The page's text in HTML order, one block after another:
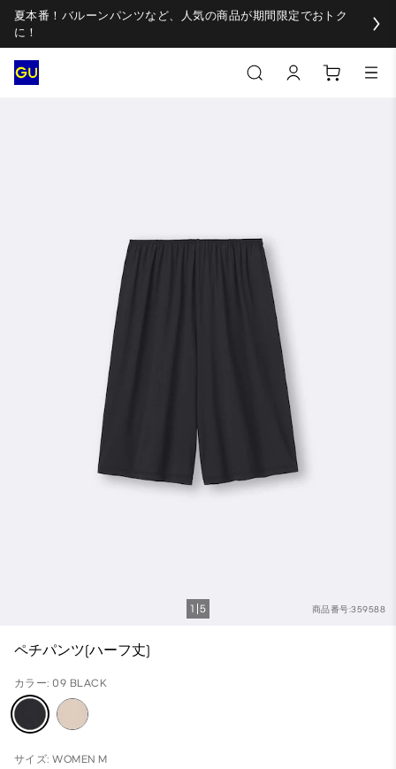
夏本番！バルーンパンツなど、人気の商品が期間限定でおトク
に！
商品番号:359588
1 5
ペチパンツ(ハーフ丈)
カラー: 09 BLACK
サイズ: WOMEN M